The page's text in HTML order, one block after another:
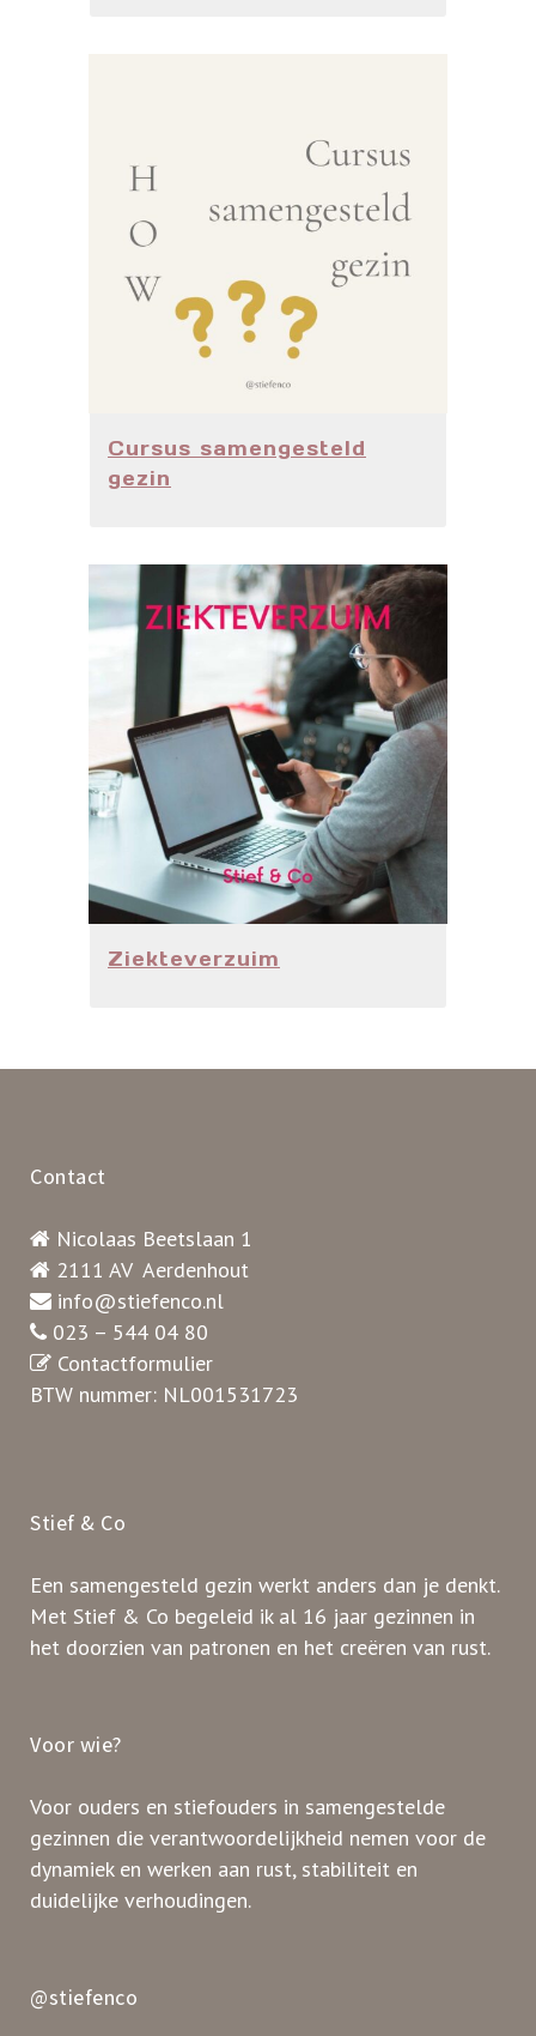
Cursus samengesteld
gezin
Ziekteverzuim
Contact
Nicolaas Beetslaan 1
2111 AV Aerdenhout
info@stiefenco.nl
023 – 544 04 80
Contactformulier
BTW nummer: NL001531723
Stief & Co
Een samengesteld gezin werkt anders dan je denkt.
Met Stief & Co begeleid ik al 16 jaar gezinnen in
het doorzien van patronen en het creëren van rust.
Voor wie?
Voor ouders en stiefouders in samengestelde
gezinnen die verantwoordelijkheid nemen voor de
dynamiek en werken aan rust, stabiliteit en
duidelijke verhoudingen.
@stiefenco